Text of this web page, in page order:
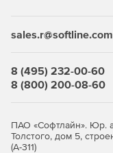
Импорт XML-
Импорт
sales.r@softline.com
8 (495) 232-00-60
8 (800) 200-08-60
ПАО «Софтлайн». Юр.
Толстого, дом 5,
(А-311)